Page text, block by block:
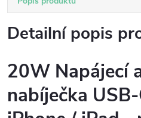
Detailní popis
20W Napájecí
nabíječka